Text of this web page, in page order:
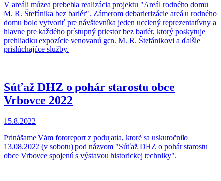
V areáli múzea prebehla realizácia projektu "Areál rodného domu
M. R. Štefánika bez bariér". Zámerom debarierizácie areálu rodného
domu bolo vytvoriť pre návštevníka jeden ucelený reprezentatívny a
hlavne pre každého prístupný priestor bez bariér, ktorý poskytuje
prehliadku expozície venovanú gen. M. R. Štefánikovi a ďalšie
prislúchajúce služby.
Súťaž DHZ o pohár starostu obce
Vrbovce 2022
15.8.2022
Prinášame Vám fotoreport z podujatia, ktoré sa uskutočnilo
13.08.2022 (v sobotu) pod názvom "Súťaž DHZ o pohár starostu
obce Vrbovce spojenú s výstavou historickej techniky".